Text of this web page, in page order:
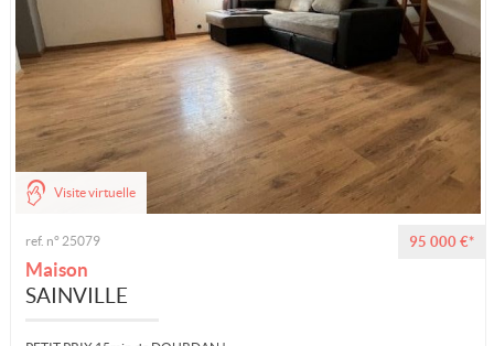
Visite virtuelle
95 000 €*
ref. n° 25079
Maison
SAINVILLE